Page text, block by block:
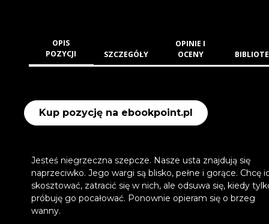
OPIS
POZYCJI
SZCZEGÓŁY
OPINIE I
OCENY
Kup pozycję na ebookpoint.pl
Jesteś niegrzeczna szepcze. Nasze usta znajdują się
naprzeciwko. Jego wargi są blisko, pełne i gorące. Chcę
skosztować, zatracić się w nich, ale odsuwa się, kiedy
próbuję go pocałować. Ponownie opieram się o brzeg
wanny.